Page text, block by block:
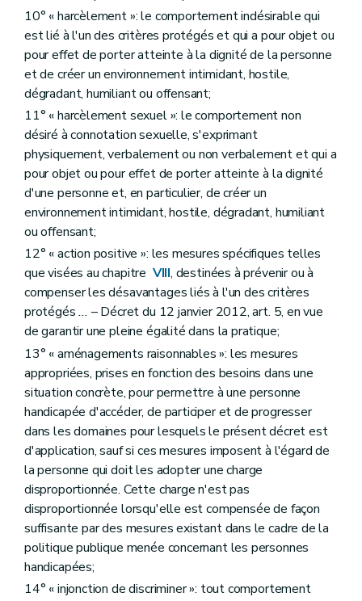
10° « harcèlement »: le comportement indésirable qui
est lié à l'un des critères protégés et qui a pour objet ou
pour effet de porter atteinte à la dignité de la personne
et de créer un environnement intimidant, hostile,
dégradant, humiliant ou offensant;
11° « harcèlement sexuel »: le comportement non
désiré à connotation sexuelle, s'exprimant
physiquement, verbalement ou non verbalement et qui a
pour objet ou pour effet de porter atteinte à la dignité
d'une personne et, en particulier, de créer un
environnement intimidant, hostile, dégradant, humiliant
ou offensant;
12° « action positive »: les mesures spécifiques telles
que visées au chapitre VIII, destinées à prévenir ou à
compenser les désavantages liés à l'un des critères
protégés... – Décret du 12 janvier 2012, art. 5, en vue
de garantir une pleine égalité dans la pratique;
13° « aménagements raisonnables »: les mesures
appropriées, prises en fonction des besoins dans une
situation concrète, pour permettre à une personne
handicapée d'accéder, de participer et de progresser
dans les domaines pour lesquels le présent décret est
d'application, sauf si ces mesures imposent à l'égard de
la personne qui doit les adopter une charge
disproportionnée. Cette charge n'est pas
disproportionnée lorsqu'elle est compensée de façon
suffisante par des mesures existant dans le cadre de la
politique publique menée concernant les personnes
handicapées;
14° « injonction de discriminer »: tout comportement